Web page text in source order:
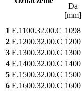
Da
[mm]
1 E.1100.32.00.C 1098
2 E.1200.32.00.C 1200
3 E.1300.32.00.C 1300
4 E.1400.32.00.C 1400
5 E.1500.32.00.C 1500
6 E.1600.32.00.C 1600